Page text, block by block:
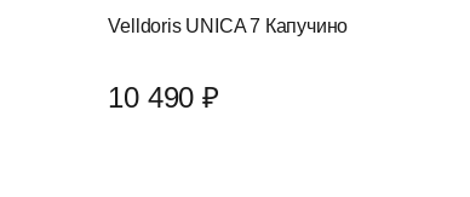
Velldoris UNICA 7 Капучино
10 490 ₽